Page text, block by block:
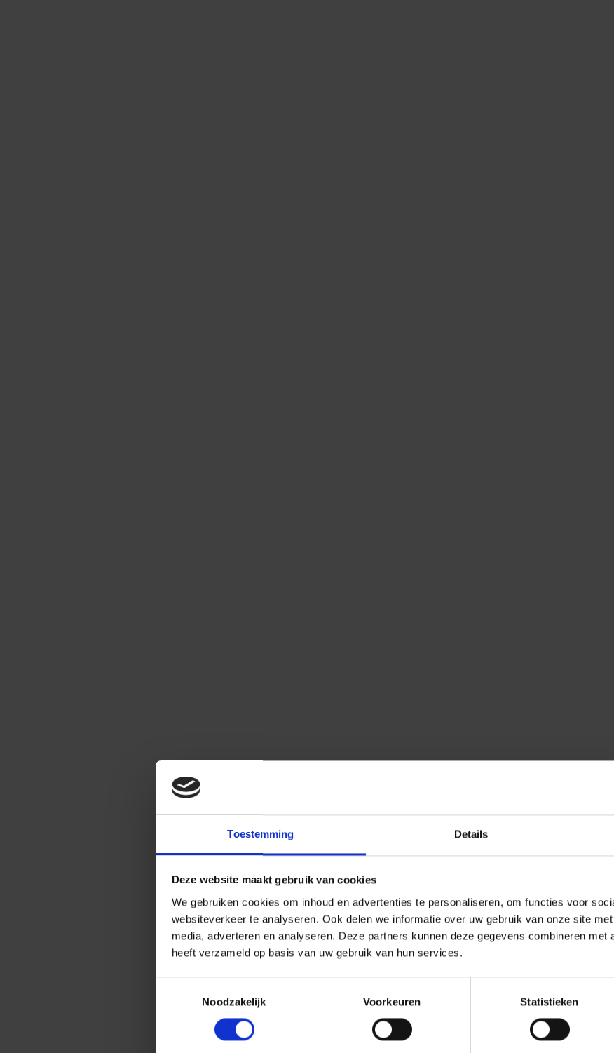
Toestemming Details
Deze website maakt gebruik van cookies
We gebruiken cookies om inhoud en advertenties te personaliseren, om functies voor
websiteverkeer te analyseren. Ook delen we informatie over uw gebruik van onze site
media, adverteren en analyseren. Deze partners kunnen deze gegevens combineren met
heeft verzameld op basis van uw gebruik van hun services.
Noodzakelijk
Voorkeuren Statistieken